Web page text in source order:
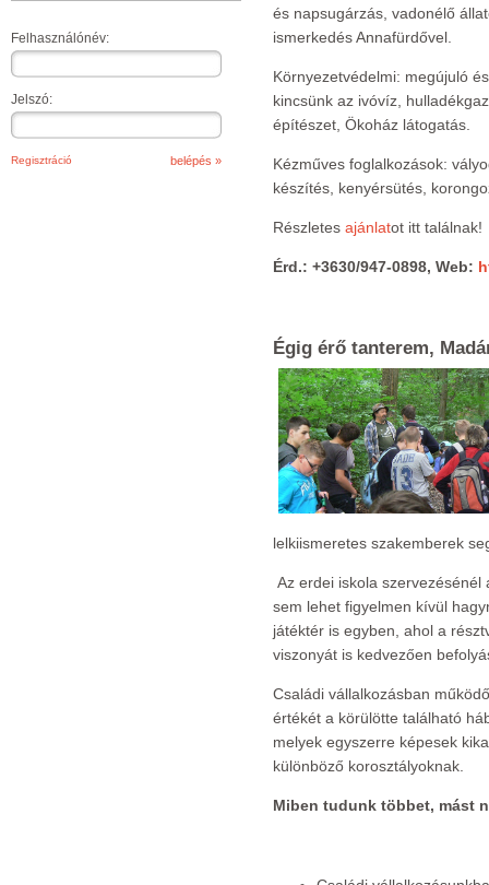
Felhasználónév:
Jelszó:
Regisztráció
és napsugárzás, vadonélő
ismerkedés Annafürdővel.
Környezetvédelmi: megújuló
kincsünk az ivóvíz,
építészet, Ökoház látogatás.
Kézműves foglalkozások:
készítés, kenyérsütés,
Részletes ajánlatot itt találnak!
Érd.: +3630/947-0898, Web:
Égig érő tanterem,
lelkiismeretes szakemberek
Az erdei iskola
sem lehet figyelmen kívül
játéktér is egyben, ahol a
viszonyát is kedvezően
Családi vállalkozásban
értékét a körülötte található
melyek egyszerre képesek
különböző korosztályoknak.
Miben tudunk többet, mást